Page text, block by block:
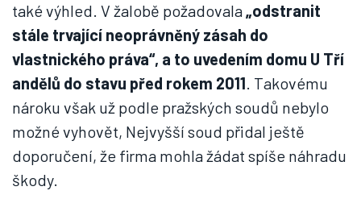
také výhled. V žalobě požadovala„odstranit
stále trvající neoprávněný zásah do
vlastnického práva“, a to uvedením domu U Tří
andělů do stavu před rokem 2011. Takovému
nároku však už podle pražských soudů nebylo
možné vyhovět, Nejvyšší soud přidal ještě
doporučení, že firma mohla žádat spíše náhradu
škody.